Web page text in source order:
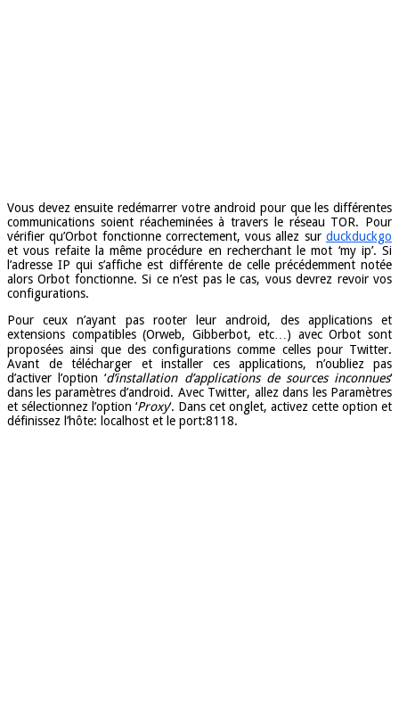
Vous devez ensuite redémarrer votre android pour que les différentes
communications soient réacheminées à travers le réseau TOR. Pour
vérifier qu’Orbot fonctionne correctement, vous allez sur duckduckgo
et vous refaite la même procédure en recherchant le mot ‘my ip’. Si
l’adresse IP qui s’affiche est différente de celle précédemment notée
alors Orbot fonctionne. Si ce n’est pas le cas, vous devrez revoir vos
configurations.
Pour ceux n’ayant pas rooter leur android, des applications et
extensions compatibles (Orweb, Gibberbot, etc…) avec Orbot sont
proposées ainsi que des configurations comme celles pour Twitter.
Avant de télécharger et installer ces applications, n’oubliez pas
d’activer l’option ‘d’installation d’applications de sources inconnues‘
dans les paramètres d’android. Avec Twitter, allez dans les Paramètres
et sélectionnez l’option ‘Proxy‘. Dans cet onglet, activez cette option et
définissez l’hôte: localhost et le port:8118.